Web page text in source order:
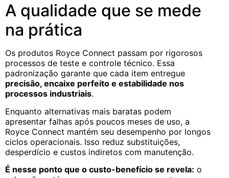
A qualidade que se mede
na prática
Os produtos Royce Connect passam por rigorosos
processos de teste e controle técnico. Essa
padronização garante que cada item entregue
precisão, encaixe perfeito e estabilidade nos
processos industriais.
Enquanto alternativas mais baratas podem
apresentar falhas após poucos meses de uso, a
Royce Connect mantém seu desempenho por longos
ciclos operacionais. Isso reduz substituições,
desperdício e custos indiretos com manutenção.
É nesse ponto que o custo-benefício se revela: o